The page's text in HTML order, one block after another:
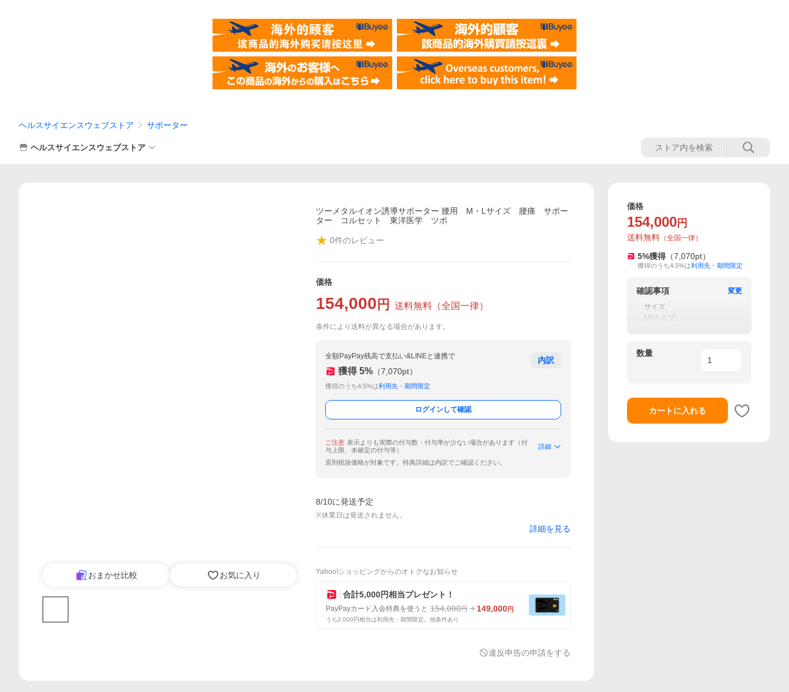
ヘルスサイエンスウェブストア サポーター
ヘルスサイエンスウェブストア
おまかせ比較 お気に入り
ツーメタルイオン誘導サポーター 腰用 M・Lサイズ 腰痛 サポー
ター コルセット 東洋医学 ツボ
0件のレビュー
価格
154,000 円 送料無料 （全国一律）
条件により送料が異なる場合があります。
全額PayPay残高で支払い&LINEと連携で
獲得 5% （7,070pt）
獲得のうち4.5%は利用先・期間限定
内訳
ログインして確認
ご注意 表示よりも実際の付与数・付与率が少ない場合があります（付
与上限、未確定の付与等）
詳細
原則税抜価格が対象です。特典詳細は内訳でご確認ください。
8/10に発送予定
※休業日は発送されません。
詳細を見る
Yahoo!ショッピングからのオトクなお知らせ
合計5,000円相当プレゼント！
PayPayカード入会特典を使うと 154,000円 149,000円
うち2,000円相当は利用先・期間限定。他条件あり
違反申告の申請をする
価格
154,000 円
送料無料 （全国一律）
5%獲得 （7,070pt）
獲得のうち4.5%は利用先・期間限定
確認事項
変更
サイズ
Mサイズ
数量
カートに入れる